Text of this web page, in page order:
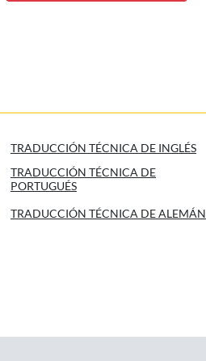
TRADUCCIÓN TÉCNICA DE INGLÉS
TRADUCCIÓN TÉCNICA DE
PORTUGUÉS
TRADUCCIÓN TÉCNICA DE ALEMÁN